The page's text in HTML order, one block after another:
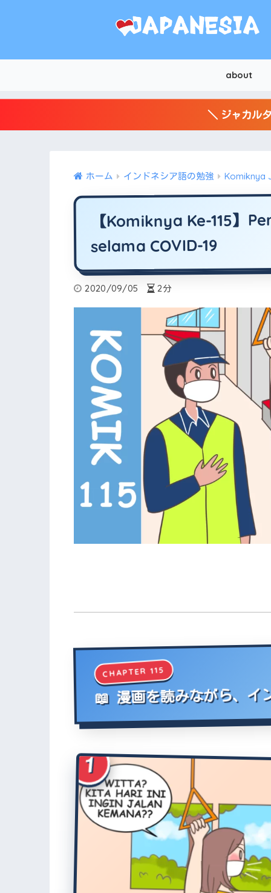
about
＼ ジャカル
ホーム インドネシア語の勉強 Komiknya
【Komiknya Ke-115】
selama COVID-19
2020/09/05 2分
CHAPTER 115
📖 漫画を読みながら、イ
1